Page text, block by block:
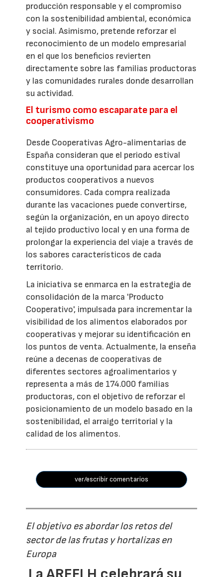
producción responsable y el compromiso
con la sostenibilidad ambiental, económica
y social. Asimismo, pretende reforzar el
reconocimiento de un modelo empresarial
en el que los beneficios revierten
directamente sobre las familias productoras
y las comunidades rurales donde desarrollan
su actividad.
El turismo como escaparate para el
cooperativismo
Desde Cooperativas Agro-alimentarias de
España consideran que el periodo estival
constituye una oportunidad para acercar los
productos cooperativos a nuevos
consumidores. Cada compra realizada
durante las vacaciones puede convertirse,
según la organización, en un apoyo directo
al tejido productivo local y en una forma de
prolongar la experiencia del viaje a través de
los sabores característicos de cada
territorio.
La iniciativa se enmarca en la estrategia de
consolidación de la marca 'Producto
Cooperativo', impulsada para incrementar la
visibilidad de los alimentos elaborados por
cooperativas y mejorar su identificación en
los puntos de venta. Actualmente, la enseña
reúne a decenas de cooperativas de
diferentes sectores agroalimentarios y
representa a más de 174.000 familias
productoras, con el objetivo de reforzar el
posicionamiento de un modelo basado en la
sostenibilidad, el arraigo territorial y la
calidad de los alimentos.
ver/escribir comentarios
El objetivo es abordar los retos del
sector de las frutas y hortalizas en
Europa